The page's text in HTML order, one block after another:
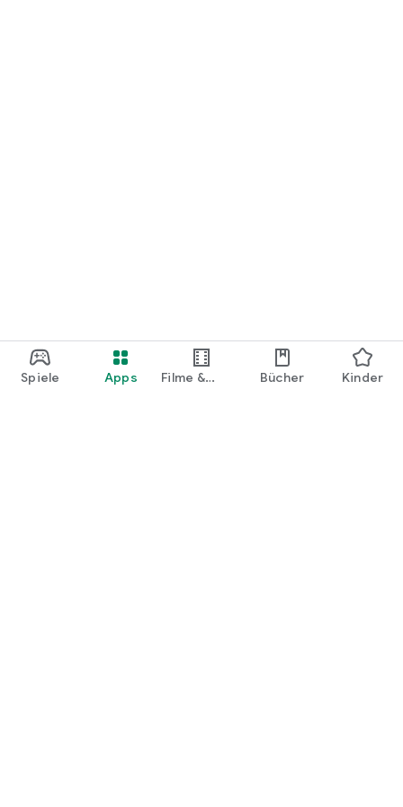
Spiele Apps
Filme &
Bücher Kinder